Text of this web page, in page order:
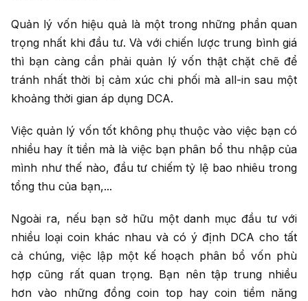
Quản lý vốn hiệu quả là một trong những phần quan
trọng nhất khi đầu tư. Và với chiến lược trung bình giá
thì bạn càng cần phải quản lý vốn thật chặt chẽ để
tránh nhất thời bị cảm xúc chi phối mà all-in sau một
khoảng thời gian áp dụng DCA.
Việc quản lý vốn tốt không phụ thuộc vào việc bạn có
nhiều hay ít tiền mà là việc bạn phân bổ thu nhập của
mình như thế nào, đầu tư chiếm tỷ lệ bao nhiêu trong
tổng thu của bạn,...
Ngoài ra, nếu bạn sở hữu một danh mục đầu tư với
nhiều loại coin khác nhau và có ý định DCA cho tất
cả chúng, việc lập một kế hoạch phân bổ vốn phù
hợp cũng rất quan trọng. Bạn nên tập trung nhiều
hơn vào những đồng coin top hay coin tiềm năng